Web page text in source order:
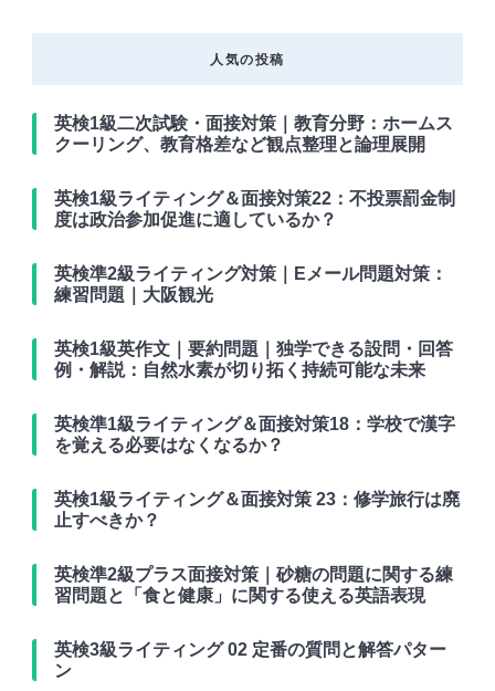
人気の投稿
英検1級二次試験・面接対策｜教育分野：ホームス
クーリング、教育格差など観点整理と論理展開
英検1級ライティング＆面接対策22：不投票罰金制
度は政治参加促進に適しているか？
英検準2級ライティング対策｜Eメール問題対策：
練習問題｜大阪観光
英検1級英作文｜要約問題｜独学できる設問・回答
例・解説：自然水素が切り拓く持続可能な未来
英検準1級ライティング＆面接対策18：学校で漢字
を覚える必要はなくなるか？
英検1級ライティング＆面接対策 23：修学旅行は廃
止すべきか？
英検準2級プラス面接対策｜砂糖の問題に関する練
習問題と「食と健康」に関する使える英語表現
英検3級ライティング 02 定番の質問と解答パター
ン